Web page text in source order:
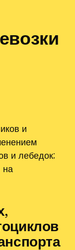
и
и лебедок;
на